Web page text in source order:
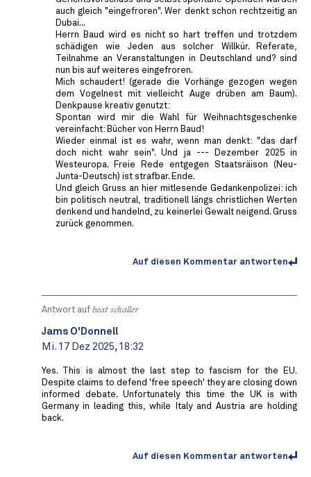
auch gleich "eingefroren". Wer denkt schon rechtzeitig an
Dubai...
Herrn Baud wird es nicht so hart treffen und trotzdem
schädigen wie Jeden aus solcher Willkür. Referate,
Teilnahme an Veranstaltungen in Deutschland und? sind
nun bis auf weiteres eingefroren.
Mich schaudert! (gerade die Vorhänge gezogen wegen
dem Vogelnest mit vielleicht Auge drüben am Baum).
Denkpause kreativ genutzt:
Spontan wird mir die Wahl für Weihnachtsgeschenke
vereinfacht: Bücher von Herrn Baud!
Wieder einmal ist es wahr, wenn man denkt: "das darf
doch nicht wahr sein". Und ja --- Dezember 2025 in
Westeuropa. Freie Rede entgegen Staatsräison (Neu-
Junta-Deutsch) ist strafbar. Ende.
Und gleich Gruss an hier mitlesende Gedankenpolizei: ich
bin politisch neutral, traditionell längs christlichen Werten
denkend und handelnd, zu keinerlei Gewalt neigend. Gruss
zurück genommen.
Auf diesen Kommentar antworten
Antwort auf beat schaller
Jams O'Donnell
Mi. 17 Dez 2025, 18:32
Yes. This is almost the last step to fascism for the EU.
Despite claims to defend 'free speech' they are closing down
informed debate. Unfortunately this time the UK is with
Germany in leading this, while Italy and Austria are holding
back.
Auf diesen Kommentar antworten